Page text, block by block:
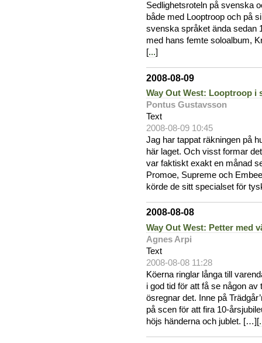
Sedlighetsroteln på svenska
både med Looptroop och på
svenska språket ända sedan
med hans femte soloalbum,
[...]
2008-08-09
Way Out West: Looptroop i
Pontus Gustavsson
Text
2008-08-09 10:45
Jag har tappat räkningen på
här laget. Och visst formar
var faktiskt exakt en månad
Promoe, Supreme och
körde de sitt specialset för
2008-08-08
Way Out West: Petter med
Agnes Arpi
Text
2008-08-08 11:28
Köerna ringlar långa till
i god tid för att få se någon
ösregnar det. Inne på
på scen för att fira 10-
höjs händerna och jublet. […][